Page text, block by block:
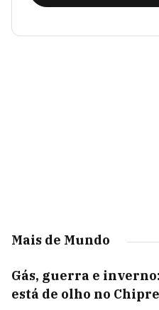
Mais de Mundo
Gás, guerra e
está de olho no Chipre